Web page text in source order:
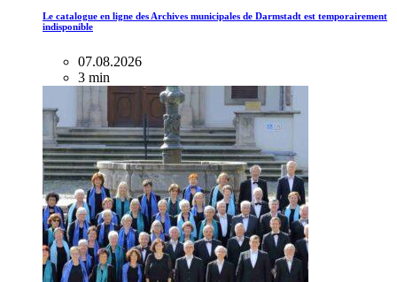
Le catalogue en ligne des Archives municipales de Darmstadt est temporairement
indisponible
07.08.2026
3 min